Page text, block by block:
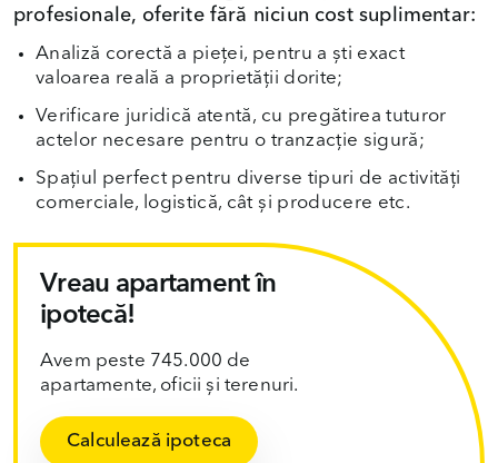
profesionale, oferite fără niciun cost suplimentar:
Analiză corectă a pieței, pentru a ști exact
valoarea reală a proprietății dorite;
Verificare juridică atentă, cu pregătirea tuturor
actelor necesare pentru o tranzacție sigură;
Spațiul perfect pentru diverse tipuri de activități
comerciale, logistică, cât și producere etc.
Vreau apartament în
ipotecă!
Avem peste 745.000 de
apartamente, oficii și terenuri.
Calculează ipoteca